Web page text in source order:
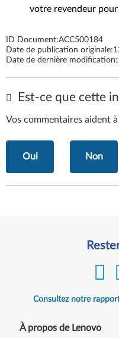
votre revendeur pour
ID Document:ACC500184
Date de publication originale:
Date de dernière modification:
Est-ce que cette
Vos commentaires aident
Oui Non
Consultez notre
À propos de Lenovo